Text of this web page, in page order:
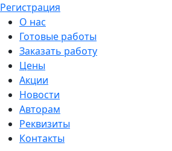
Регистрация
О нас
Готовые работы
Заказать работу
Цены
Акции
Новости
Авторам
Реквизиты
Контакты